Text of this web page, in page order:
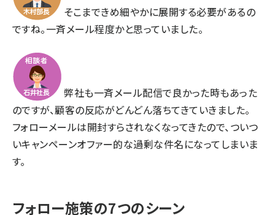
そこまできめ細やかに展開する必要があるの
ですね。一斉メール程度かと思っていました。
弊社も一斉メール配信で良かった時もあった
のですが、顧客の反応がどんどん落ちてきていきました。
フォローメールは開封すらされなくなってきたので、ついつ
いキャンペーンオファー的な過剰な件名になってしまいま
す。
フォロー施策の7つのシーン